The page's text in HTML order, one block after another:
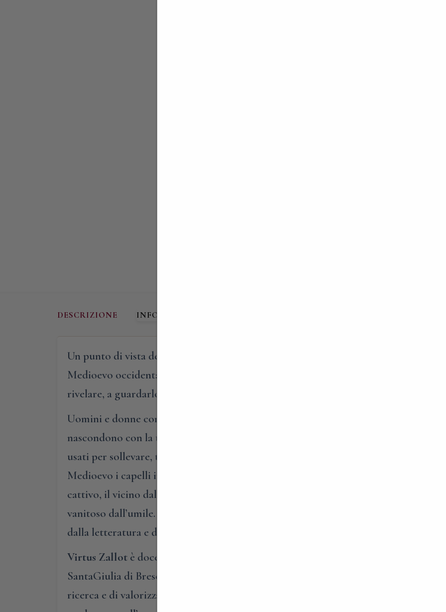
DESCRIZIONE INFORMAZIONI AGGIUNTIVE
Un punto di vista del tutto inedito per raccontare abitudini, gusti, convinzioni che
Medioevo occidentale. Scopriremo così che anche un gesto, un colore o un
rivelare, a guardarlo bene, un passato secolare. Alessandro Vanoli
Uomini e donne con chiome lunghissime o con teste crudelmente rasate; vecchi
nascondono con la tintura; capelli esibiti o ripudiati, aggrediti o celebrati,
usati per sollevare, trascinare, trattenere e persino per volare. Al centro di gesti
Medioevo i capelli indicavano la condizione sociale ed esistenziale, distinguendo
cattivo, il vicino dallo straniero, il laico dal chierico, la donna onesta dalla
vanitoso dall’umile. Questo libro li riscopre come inaspettati protagonisti di
dalla letteratura e dall’arte.
Virtus Zallot è docente di Storia dell’arte medievale e di Pedagogia e didattica
SantaGiulia di Brescia. Studiosa di iconografia sacra, collabora con istituzioni
ricerca e di valorizzazione del patrimonio artistico. Per il Mulino ha già